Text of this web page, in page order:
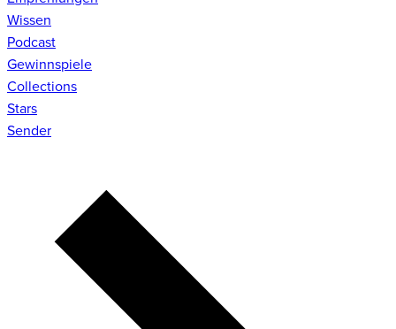
Wissen
Podcast
Gewinnspiele
Collections
Stars
Sender